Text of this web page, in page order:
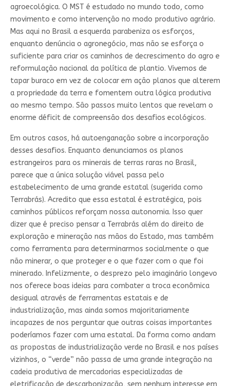
agroecológica. O MST é estudado no mundo todo, como
movimento e como intervenção no modo produtivo agrário.
Mas aqui no Brasil a esquerda parabeniza os esforços,
enquanto denúncia o agronegócio, mas não se esforça o
suficiente para criar os caminhos de decrescimento do agro e
reformulação nacional da política de plantio. Vivemos de
tapar buraco em vez de colocar em ação planos que alterem
a propriedade da terra e fomentem outra lógica produtiva
ao mesmo tempo. São passos muito lentos que revelam o
enorme déficit de compreensão dos desafios ecológicos.
Em outros casos, há autoenganação sobre a incorporação
desses desafios. Enquanto denunciamos os planos
estrangeiros para os minerais de terras raras no Brasil,
parece que a única solução viável passa pelo
estabelecimento de uma grande estatal (sugerida como
Terrabrás). Acredito que essa estatal é estratégica, pois
caminhos públicos reforçam nossa autonomia. Isso quer
dizer que é preciso pensar a Terrabrás além do direito de
exploração e mineração nas mãos do Estado, mas também
como ferramenta para determinarmos socialmente o que
não minerar, o que proteger e o que fazer com o que foi
minerado. Infelizmente, o desprezo pelo imaginário longevo
nos oferece boas ideias para combater a troca econômica
desigual através de ferramentas estatais e de
industrialização, mas ainda somos majoritariamente
incapazes de nos perguntar que outras coisas importantes
poderíamos fazer com uma estatal. Da forma como andam
as propostas de industrialização verde no Brasil e nos países
vizinhos, o “verde” não passa de uma grande integração na
cadeia produtiva de mercadorias especializadas de
eletrificação de descarbonização, sem nenhum interesse em